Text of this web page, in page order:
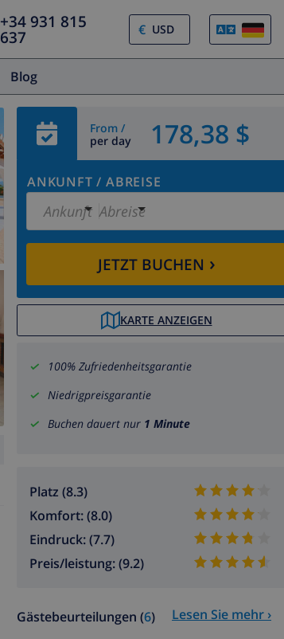
+34 931 815
637 €
Blog
From /
per day
178,38 $
ANKUNFT / ABREISE
Ankunft Abreise
JETZT BUCHEN ›
KARTE ANZEIGEN
100% Zufriedenheitsgarantie
Niedrigpreisgarantie
Buchen dauert nur 1 Minute
Platz (8.3)
Komfort: (8.0)
Eindruck: (7.7)
Preis/leistung: (9.2)
Gästebeurteilungen (6) Lesen Sie mehr ›